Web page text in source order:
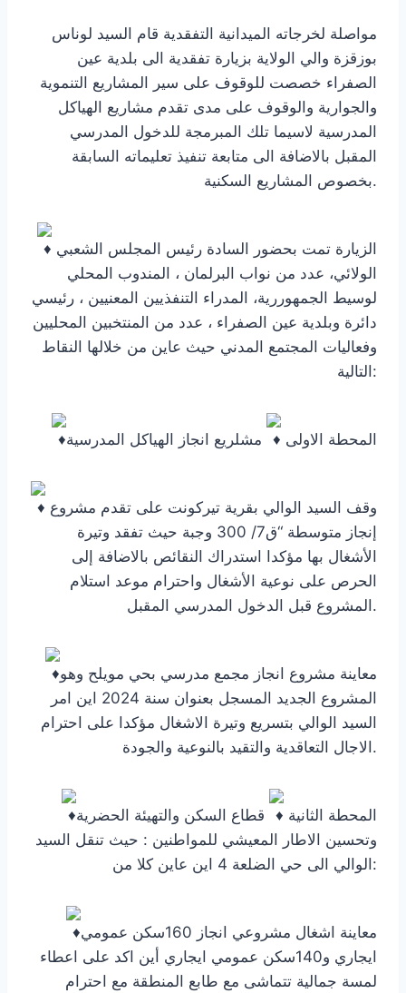
مواصلة لخرجاته الميدانية التفقدية قام السيد لوناس
بوزقزة والي الولاية بزيارة تفقدية الى بلدية عين
الصفراء خصصت للوقوف على سير المشاريع التنموية
والجوارية والوقوف على مدى تقدم مشاريع الهياكل
المدرسية لاسيما تلك المبرمجة للدخول المدرسي
المقبل بالاضافة الى متابعة تنفيذ تعليماته السابقة
بخصوص المشاريع السكنية.
الزيارة تمت بحضور السادة رئيس المجلس الشعبي
الولائي، عدد من نواب البرلمان ، المندوب المحلي
لوسيط الجمهوررية، المدراء التنفذيين المعنيين ، رئيسي
دائرة وبلدية عين الصفراء ، عدد من المنتخبين المحليين
وفعاليات المجتمع المدني حيث عاين من خلالها النقاط
التالية:
المحطة الاولى مشلريع انجاز الهياكل المدرسية
إنجاز متوسطة “ق7/ 300 وجبة حيث تفقد وتيرة
الأشغال بها مؤكدا استدراك النقائص بالاضافة إلى
الحرص على نوعية الأشغال واحترام موعد استلام
المشروع قبل الدخول المدرسي المقبل.
معاينة مشروع انجاز مجمع مدرسي بحي مويلح وهو
المشروع الجديد المسجل بعنوان سنة 2024 اين امر
السيد الوالي بتسريع وتيرة الاشغال مؤكدا على احترام
الاجال التعاقدية والتقيد بالنوعية والجودة.
المحطة الثانية
قطاع السكن والتهيئة الحضرية
وتحسين الاطار المعيشي للمواطنين : حيث تنقل السيد
الوالي الى حي الضلعة 4 اين عاين كلا من:
معاينة اشغال مشروعي انجاز 160سكن عمومي
ايجاري و140سكن عمومي ايجاري أين اكد على اعطاء
لمسة جمالية تتماشى مع طابع المنطقة مع احترام